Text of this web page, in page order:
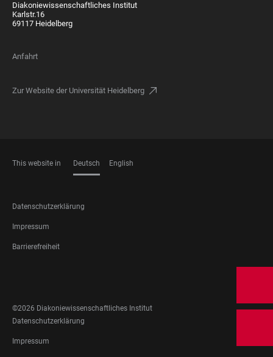
Diakoniewissenschaftliches Institut
Karlstr.16
69117 Heidelberg
Anfahrt
Zur Website der Universität Heidelberg
This website in Deutsch English
FOOTER
LEGAL
Datenschutzerklärung
Impressum
Barrierefreiheit
MEDIA
©2026 Diakoniewissenschaftliches Institut
FOOTER
LEGAL
Datenschutzerklärung
Impressum